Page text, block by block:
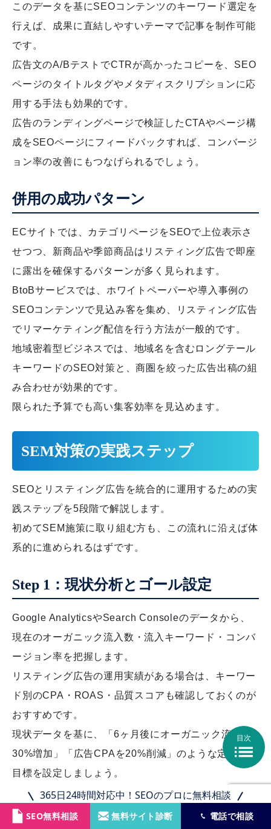
365日24時間対応中！SEOのプロに無料相談
SEO無料相談 無料サイト診断 電話で相談
このデータを基にSEOコンテンツのキーワード選定を
行えば、成果に直結しやすいテーマで記事を制作可能
です。
広告文のA/BテストでCTRが高かったコピーを、SEO
ページのタイトルタグやメタディスクリプションに応
用する手法も効果的です。
広告のランディングページで検証したCTAやページ構
成をSEOページにフィードバックすれば、コンバージ
ョン率の改善にもつなげられるでしょう。
併用の成功パターン
ECサイトでは、カテゴリページをSEOで上位表示さ
せつつ、新商品や季節商品はリスティング広告で即座
に露出を確保するパターンが多く見られます。
BtoBサービスでは、ホワイトペーパーや導入事例の
SEOコンテンツで見込み客を集め、リスティング広告
でリマーケティング配信を行う方法が一般的です。
地域密着型ビジネスでは、地域名を含むロングテール
キーワードのSEO対策と、商圏を絞った広告出稿の組
み合わせが効果的です。
限られた予算でも高い集客効率を見込めます。
SEM対策の実践ステップ
SEOとリスティング広告を統合的に運用するための実
践ステップを5段階で解説します。
初めてSEM施策に取り組む方も、この流れに沿えば体
系的に進められるはずです。
Step 1：現状分析とゴール設定
Google AnalyticsやSearch Consoleのデータから、
現在のオーガニック流入数・流入キーワード・コンバ
ージョン率を把握します。
リスティング広告の運用実績がある場合は、キーワー
ド別のCPA・ROAS・品質スコアも確認しておくのが
おすすめです。
現状データを基に、「6ヶ月後にオーガニック流入を
30%増加」「広告CPAを20%削減」のような定量的な
目標を設定しましょう。
Step 2：キーワード戦略の策定
目次
